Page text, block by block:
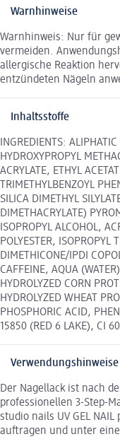
Warnhinweise
Warnhinweis: Nur für
vermeiden.
allergische Reaktion
entzündeten Nägeln
Inhaltsstoffe
INGREDIENTS:
HYDROXYPROPYL
ACRYLATE, ETHYL
TRIMETHYLBENZOYL
SILICA DIMETHYL
DIMETHACRYLATE)
ISOPROPYL ALCOHOL,
POLYESTER, ISOPROPYL
DIMETHICONE/IPDI
CAFFEINE, AQUA
HYDROLYZED CORN
HYDROLYZED WHEAT
PHOSPHORIC ACID,
15850 (RED 6 LAKE), CI
Verwendungshinweise
Der Nagellack ist nach
professionellen 3-Step-
studio nails UV GEL
auftragen und unter